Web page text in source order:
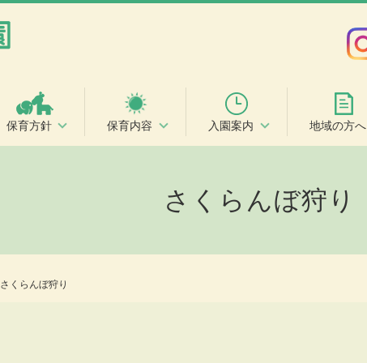
保育方針 保育内容 入園案内 地域の方へ
さくらんぼ狩り
さくらんぼ狩り